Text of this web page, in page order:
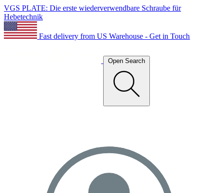
VGS PLATE: Die erste wiederverwendbare Schraube für
Hebetechnik
Fast delivery from US Warehouse - Get in Touch
Open Search